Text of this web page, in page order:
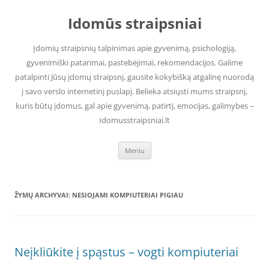
Idomūs straipsniai
Įdomių straipsnių talpinimas apie gyvenimą, psichologiją,
gyvenimiški patarimai, pastebėjimai, rekomendacijos. Galime
patalpinti Jūsų įdomų straipsnį, gausite kokybišką atgalinę nuorodą
į savo verslo internetinį puslapį. Belieka atsiųsti mums straipsnį,
kuris būtų įdomus, gal apie gyvenimą, patirtį, emocijas, galimybes –
Idomusstraipsniai.lt
Meniu
ŽYMŲ ARCHYVAI: NESIOJAMI KOMPIUTERIAI PIGIAU
Neįkliūkite į spąstus – vogti kompiuteriai